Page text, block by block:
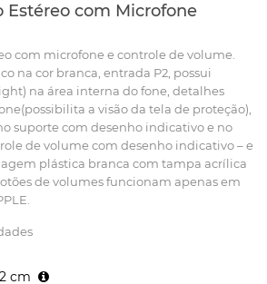
Estéreo com Microfone
com microfone e controle de volume.
na cor branca, entrada P2, possui
na área interna do fone, detalhes
a visão da tela de proteção),
suporte com desenho indicativo e no
de volume com desenho indicativo – e
plástica branca com tampa acrílica
de volumes funcionam apenas em
cm